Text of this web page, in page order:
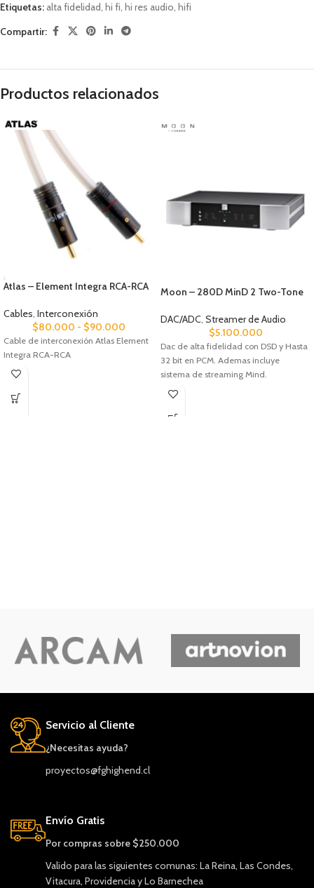
Etiquetas: alta fidelidad, hi fi, hi res audio, hifi
Compartir:
Productos relacionados
Atlas – Element Integra RCA-RCA
Cables, Interconexión
$80.000 - $90.000
Cable de interconexión Atlas Element
Integra RCA-RCA
Moon – 280D MinD 2 Two-Tone
DAC/ADC, Streamer de Audio
$5.100.000
Dac de alta fidelidad con DSD y Hasta
32 bit en PCM. Ademas incluye
sistema de streaming Mind.
Servicio al Cliente
¿Necesitas ayuda?
proyectos@fghighend.cl
Envío Gratis
Por compras sobre $250.000
Valido para las siguientes comunas: La Reina, Las Condes,
Vitacura, Providencia y Lo Barnechea